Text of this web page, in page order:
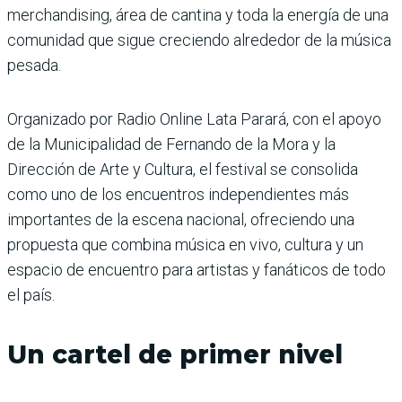
merchandising, área de cantina y toda la energía de una
comunidad que sigue creciendo alrededor de la música
pesada.
Organizado por Radio Online Lata Parará, con el apoyo
de la Municipalidad de Fernando de la Mora y la
Dirección de Arte y Cultura, el festival se consolida
como uno de los encuentros independientes más
importantes de la escena nacional, ofreciendo una
propuesta que combina música en vivo, cultura y un
espacio de encuentro para artistas y fanáticos de todo
el país.
Un cartel de primer nivel